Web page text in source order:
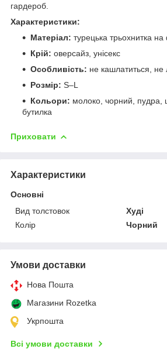
гардероб.
Характеристики:
Матеріал: турецька трьохнитка
Крій: оверсайз, унісекс
Особливість: не кашлатиться, не
Розмір: S–L
Кольори: молоко, чорний, пудра,
бутилка
Приховати
Характеристики
Основні
Вид толстовок
Худі
Колір
Чорний
Умови доставки
Нова Пошта
Магазини Rozetka
Укрпошта
Всі умови доставки